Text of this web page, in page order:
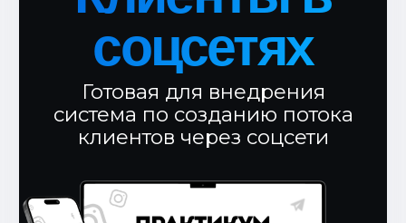
Как определить своихидеальных
клиентов,кто уже готов платить?
Состоит из 11
мощных уроков, на
которых мы